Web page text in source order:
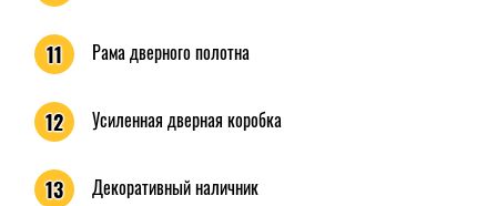
11 Рама дверного полотна
12 Усиленная дверная коробка
13 Декоративный наличник